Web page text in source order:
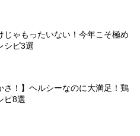
じゃもったいない！今年こそ極め
シピ3選
さ！】ヘルシーなのに大満足！鶏
ピ8選